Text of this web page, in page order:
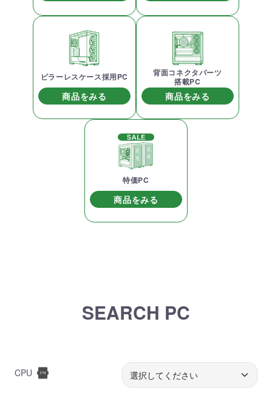
ピラーレスケース採用PC
商品をみる
背面コネクタパーツ
搭載PC
商品をみる
特価PC
商品をみる
SEARCH PC
CPU